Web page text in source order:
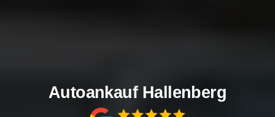
Autoankauf Hallenberg